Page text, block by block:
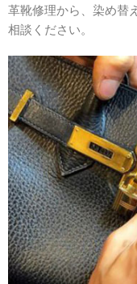
革靴修理から、染め替
相談ください。